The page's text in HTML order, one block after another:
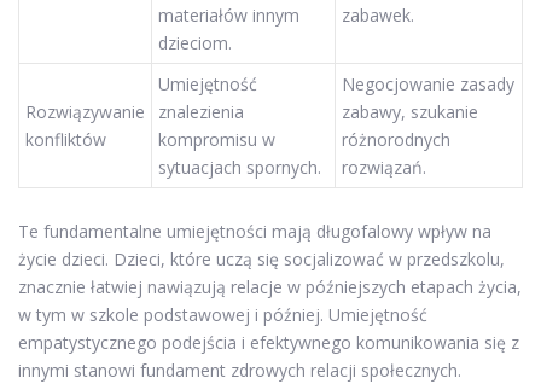
materiałów innym
dzieciom.
zabawek.
Rozwiązywanie
konfliktów
Umiejętność
znalezienia
kompromisu w
sytuacjach spornych.
Negocjowanie zasady
zabawy, szukanie
różnorodnych
rozwiązań.
Te fundamentalne umiejętności mają długofalowy wpływ na
życie dzieci. Dzieci, które uczą się socjalizować w przedszkolu,
znacznie łatwiej nawiązują relacje w późniejszych etapach życia,
w tym w szkole podstawowej i później. Umiejętność
empatystycznego podejścia i efektywnego komunikowania się z
innymi stanowi fundament zdrowych relacji społecznych.